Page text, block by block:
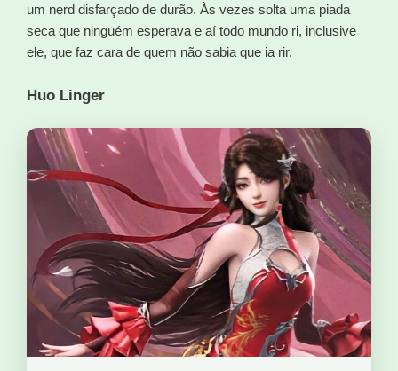
um nerd disfarçado de durão. Às vezes solta uma piada
seca que ninguém esperava e aí todo mundo ri, inclusive
ele, que faz cara de quem não sabia que ia rir.
Huo Linger